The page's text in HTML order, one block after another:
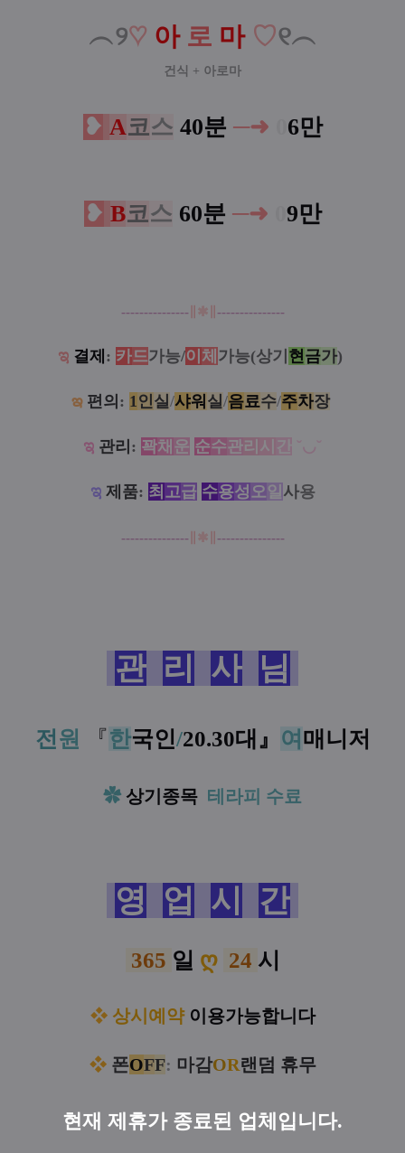
현재 제휴가 종료된 업체입니다.
︵୨♡ 아 로 마 ♡୧︵
건식 + 아로마
❥ A코스 40분 ─➜ 6만
❥ B코스 60분 ─➜ 9만
---------------∥ ✱ ---------------
ಇ 결제 : 카드가능/이 체 가능(상기 현 금가)
ఇ 편의 : 1 인실 /샤워 실 /음료수/주차장
ಇ 관리 : 꽉채 운 순수관리 시 간 ˘◡˘
ಇ 제품: 최 고급 수용성 오 일 사용
---------------∥ ✱ ---------------
관 리 사 님
전원 『한국인/20.30대 』 여 매니저
✿ 상기종목 테라피 수료
영 업 시 간
365 일 ღ 24 시
❖ 상시예약 이용가능합니다
❖ 폰OFF: 마감OR랜덤 휴무